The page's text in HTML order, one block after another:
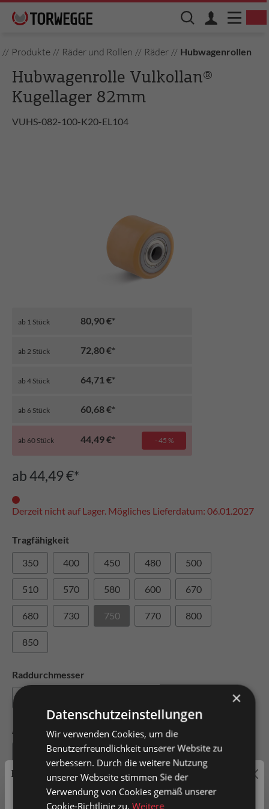
// Produkte // Räder und Rollen // Räder // Hubwagenrollen
Hubwagenrolle Vulkollan®
Kugellager 82mm
VUHS-082-100-K20-EL104
ab 44,49 €*
Derzeit nicht auf Lager. Mögliches Lieferdatum: 06.01.2027
Tragfähigkeit
350
400 450 480 500
510 570 580 600 670
680 730 750 770 800
850
Raddurchmesser
Achslochdurchmesser
15 20 25 30
ab 1 Stück 80,90 €*
ab 2 Stück 72,80 €*
ab 4 Stück 64,71 €*
ab 6 Stück 60,68 €*
ab 60 Stück 44,49 €* - 45 %
Preisauszeichnung
Privatkunden können Preise mit MwSt. (brutto) und
×
Datenschutzeinstellungen
Wir verwenden Cookies, um die
Benutzerfreundlichkeit unserer Website zu
verbessern. Durch die weitere Nutzung
unserer Webseite stimmen Sie der
Verwendung von Cookies gemäß unserer
Cookie-Richtlinie zu.Weitere